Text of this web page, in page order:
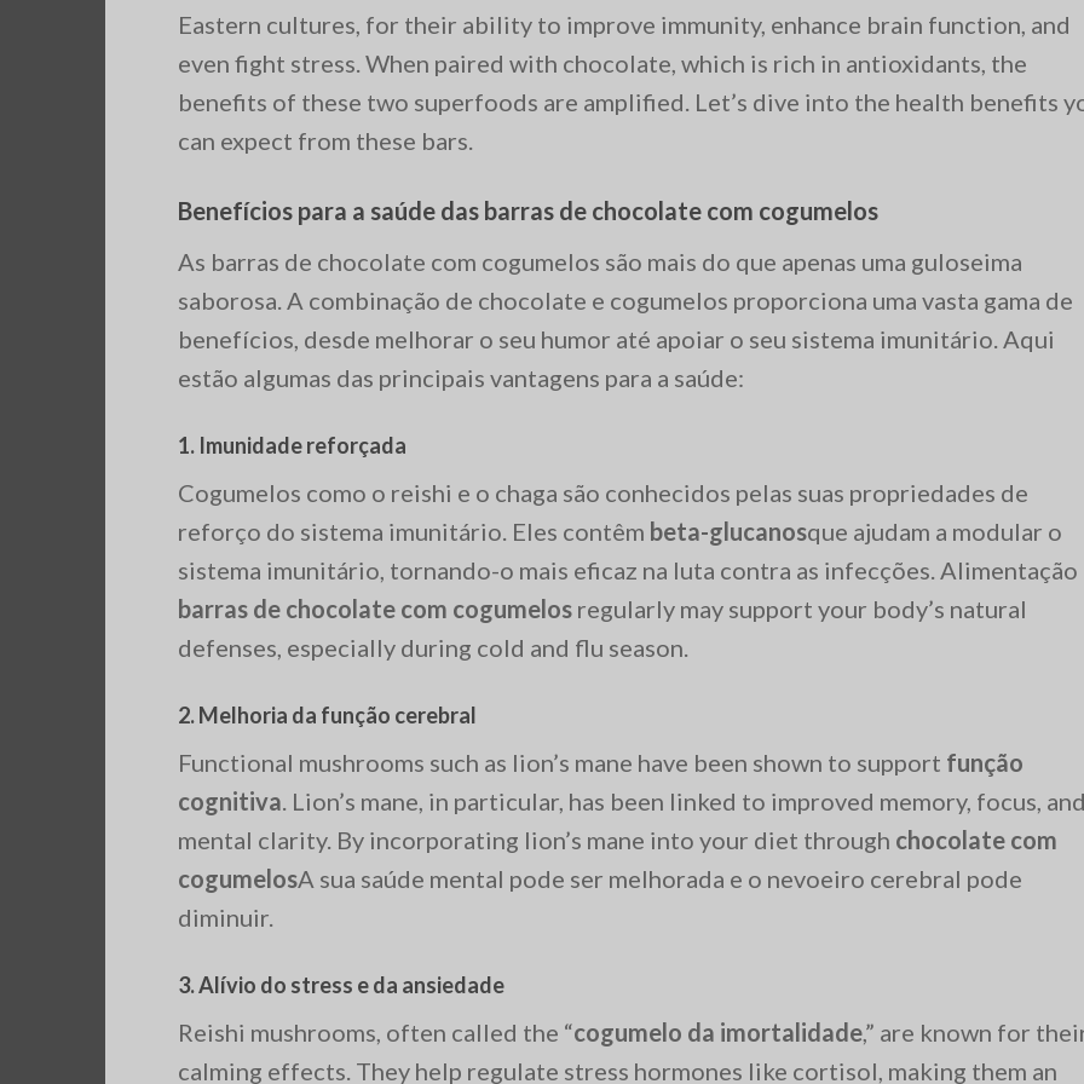
Eastern cultures, for their ability to improve immunity, enhance brain function, and
even fight stress. When paired with chocolate, which is rich in antioxidants, the
benefits of these two superfoods are amplified. Let’s dive into the health benefits
can expect from these bars.
Benefícios para a saúde das barras de chocolate com cogumelos
As barras de chocolate com cogumelos são mais do que apenas uma guloseima
saborosa. A combinação de chocolate e cogumelos proporciona uma vasta gama de
benefícios, desde melhorar o seu humor até apoiar o seu sistema imunitário. Aqui
estão algumas das principais vantagens para a saúde:
1. Imunidade reforçada
Cogumelos como o reishi e o chaga são conhecidos pelas suas propriedades de
reforço do sistema imunitário. Eles contêm beta-glucanosque ajudam a modular o
sistema imunitário, tornando-o mais eficaz na luta contra as infecções. Alimentação
barras de chocolate com cogumelos regularly may support your body’s natural
defenses, especially during cold and flu season.
2.Melhoria da função cerebral
Functional mushrooms such as lion’s mane have been shown to support função
cognitiva . Lion’s mane, in particular, has been linked to improved memory, focus,
mental clarity. By incorporating lion’s mane into your diet through chocolate com
cogumelosA sua saúde mental pode ser melhorada e o nevoeiro cerebral pode
diminuir.
3.Alívio do stress e da ansiedade
Reishi mushrooms, often called the “cogumelo da imortalidade,” are known for
calming effects. They help regulate stress hormones like cortisol, making them an